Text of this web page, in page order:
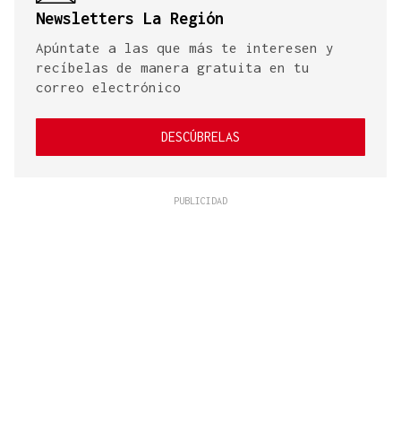
Newsletters La Región
Apúntate a las que más te interesen y
recíbelas de manera gratuita en tu
correo electrónico
DESCÚBRELAS